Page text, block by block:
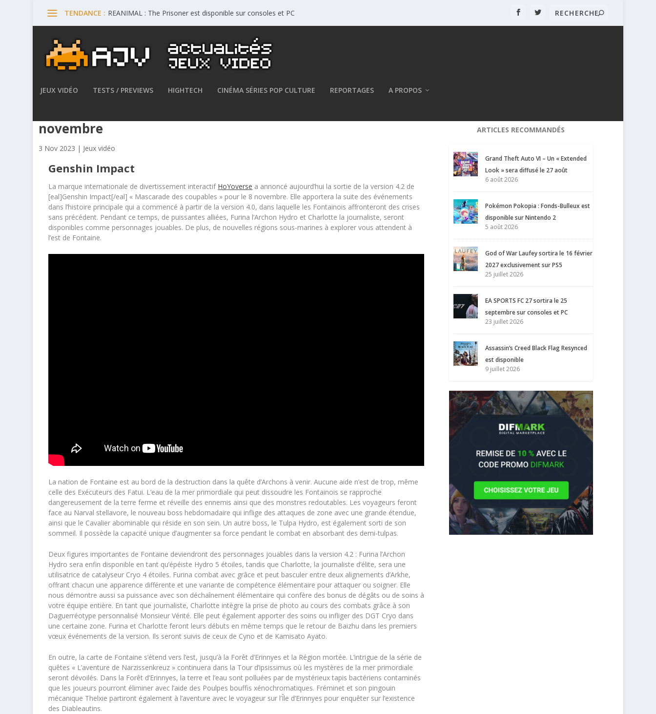
TENDANCE : REANIMAL : The Prisoner est disponible sur consoles et PC
JEUX VIDÉO TESTS / PREVIEWS HIGHTECH CINÉMA SÉRIES POP CULTURE REPORTAGES A PROPOS
novembre
3 Nov 2023 | Jeux vidéo
Genshin Impact
La marque internationale de divertissement interactif HoYoverse a annoncé aujourd’hui la sortie de la version 4.2 de
[eal]Genshin Impact[/eal] « Mascarade des coupables » pour le 8 novembre. Elle apportera la suite des événements
dans l’histoire principale qui a commencé à partir de la version 4.0, dans laquelle les Fontainois affronteront des crises
sans précédent. Pendant ce temps, de puissantes alliées, Furina l’Archon Hydro et Charlotte la journaliste, seront
disponibles comme personnages jouables. De plus, de nouvelles régions sous-marines à explorer vous attendent à
l’est de Fontaine.
La nation de Fontaine est au bord de la destruction dans la quête d’Archons à venir. Aucune aide n’est de trop, même
celle des Exécuteurs des Fatui. L’eau de la mer primordiale qui peut dissoudre les Fontainois se rapproche
dangereusement de la terre ferme et réveille des ennemis ainsi que des monstres redoutables. Les voyageurs feront
face au Narval stellavore, le nouveau boss hebdomadaire qui inflige des attaques de zone avec une grande étendue,
ainsi que le Cavalier abominable qui réside en son sein. Un autre boss, le Tulpa Hydro, est également sorti de son
sommeil. Il possède la capacité unique d’augmenter sa force pendant le combat en absorbant des demi-tulpas.
Deux figures importantes de Fontaine deviendront des personnages jouables dans la version 4.2 : Furina l’Archon
Hydro sera enfin disponible en tant qu’épéiste Hydro 5 étoiles, tandis que Charlotte, la journaliste d’élite, sera une
utilisatrice de catalyseur Cryo 4 étoiles. Furina combat avec grâce et peut basculer entre deux alignements d’Arkhe,
offrant chacun une apparence différente et une variante de compétence élémentaire pour attaquer ou soigner. Elle
nous démontre aussi sa puissance avec son déchaînement élémentaire qui confère des bonus de dégâts ou de soins à
votre équipe entière. En tant que journaliste, Charlotte intègre la prise de photo au cours des combats grâce à son
Daguerréotype personnalisé Monsieur Vérité. Elle peut également apporter des soins ou infliger des DGT Cryo dans
une certaine zone. Furina et Charlotte feront leurs débuts en même temps que le retour de Baizhu dans les premiers
vœux événements de la version. Ils seront suivis de ceux de Cyno et de Kamisato Ayato.
En outre, la carte de Fontaine s’étend vers l’est, jusqu’à la Forêt d’Erinnyes et la Région mortée. L’intrigue de la série de
quêtes « L’aventure de Narzissenkreuz » continuera dans la Tour d’ipsissimus où les mystères de la mer primordiale
seront dévoilés. Dans la Forêt d’Erinnyes, la terre et l’eau sont polluées par de mystérieux tapis bactériens contaminés
que les joueurs pourront éliminer avec l’aide des Poulpes bouffis xénochromatiques. Fréminet et son pingouin
mécanique Thelxie partiront également à l’aventure avec le voyageur sur l’Île d’Erinnyes pour enquêter sur l’existence
des Diableautins.
ARTICLES RECOMMANDÉS
Grand Theft Auto VI – Un « Extended
Look » sera diffusé le 27 août
6 août 2026
Pokémon Pokopia : Fonds-Bulleux est
disponible sur Nintendo 2
5 août 2026
God of War Laufey sortira le 16 février
2027 exclusivement sur PS5
25 juillet 2026
EA SPORTS FC 27 sortira le 25
septembre sur consoles et PC
23 juillet 2026
Assassin’s Creed Black Flag Resynced
est disponible
9 juillet 2026